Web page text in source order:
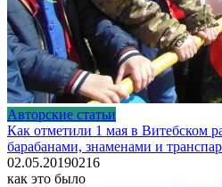
Авторские статьи
Как отметили 1 мая в Витебском
барабанами, знаменами и
02.05.20190216
как это было